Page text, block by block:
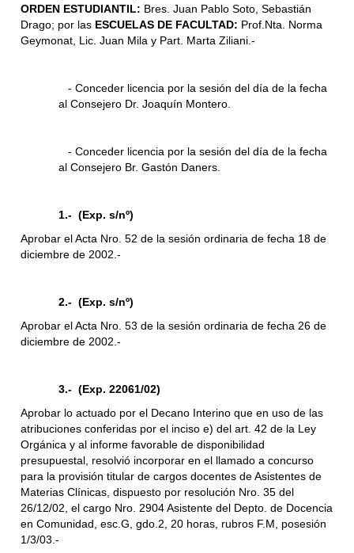
ORDEN ESTUDIANTIL: Bres. Juan Pablo Soto, Sebastián
Drago; por las ESCUELAS DE FACULTAD: Prof.Nta. Norma
Geymonat, Lic. Juan Mila y Part. Marta Ziliani.-
- Conceder licencia por la sesión del día de la fecha
al Consejero Dr. Joaquín Montero.
- Conceder licencia por la sesión del día de la fecha
al Consejero Br. Gastón Daners.
1.- (Exp. s/nº)
Aprobar el Acta Nro. 52 de la sesión ordinaria de fecha 18 de
diciembre de 2002.-
2.- (Exp. s/nº)
Aprobar el Acta Nro. 53 de la sesión ordinaria de fecha 26 de
diciembre de 2002.-
3.- (Exp. 22061/02)
Aprobar lo actuado por el Decano Interino que en uso de las
atribuciones conferidas por el inciso e) del art. 42 de la Ley
Orgánica y al informe favorable de disponibilidad
presupuestal, resolvió incorporar en el llamado a concurso
para la provisión titular de cargos docentes de Asistentes de
Materias Clínicas, dispuesto por resolución Nro. 35 del
26/12/02, el cargo Nro. 2904 Asistente del Depto. de Docencia
en Comunidad, esc.G, gdo.2, 20 horas, rubros F.M, posesión
1/3/03.-